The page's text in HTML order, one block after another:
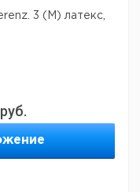
3 (M) латекс,
руб.